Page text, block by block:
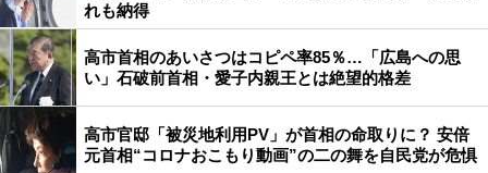
れも納得
高市首相のあいさつはコピペ率85％…「広島への思
い」石破前首相・愛子内親王とは絶望的格差
高市官邸「被災地利用PV」が首相の命取りに？ 安倍
元首相“コロナおこもり動画”の二の舞を自民党が危惧